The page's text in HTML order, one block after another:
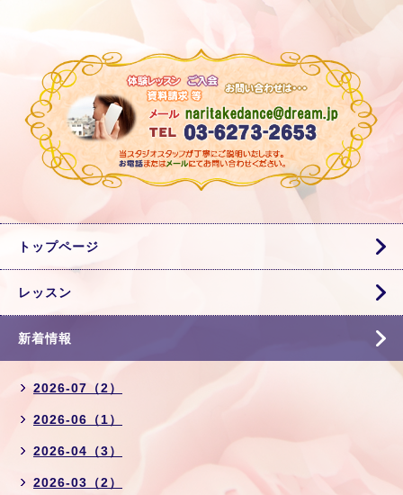
トップページ
レッスン
新着情報
2026-07（2）
2026-06（1）
2026-04（3）
2026-03（2）